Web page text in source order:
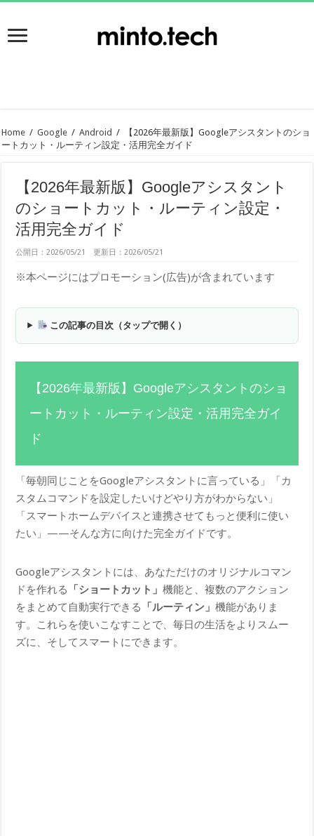
Home / Google / Android /
【2026年最新版】Googleアシスタントのショ
ートカット・ルーティン設定・活用完全ガイド
【2026年最新版】Googleアシスタント
のショートカット・ルーティン設定・
活用完全ガイド
公開日：2026/05/21 更新日：2026/05/21
※本ページにはプロモーション(広告)が含まれています
この記事の目次（タップで開く）
【2026年最新版】Googleアシスタントのショ
ートカット・ルーティン設定・活用完全ガイ
ド
「毎朝同じことをGoogleアシスタントに言っている」「カ
スタムコマンドを設定したいけどやり方がわからない」
「スマートホームデバイスと連携させてもっと便利に使い
たい」——そんな方に向けた完全ガイドです。
Googleアシスタントには、あなただけのオリジナルコマン
ドを作れる
「ショートカット」機能と、複数のアクション
をまとめて自動実行できる
「ルーティン」機能がありま
す。これらを使いこなすことで、毎日の生活をよりスムー
ズに、そしてスマートにできます。